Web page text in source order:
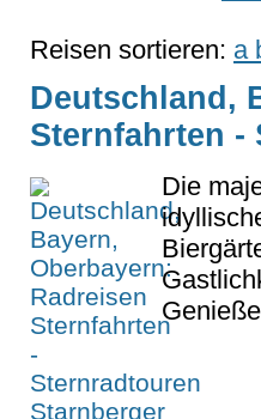
Reisen sortieren: a
Deutschland,
Sternfahrten -
Die